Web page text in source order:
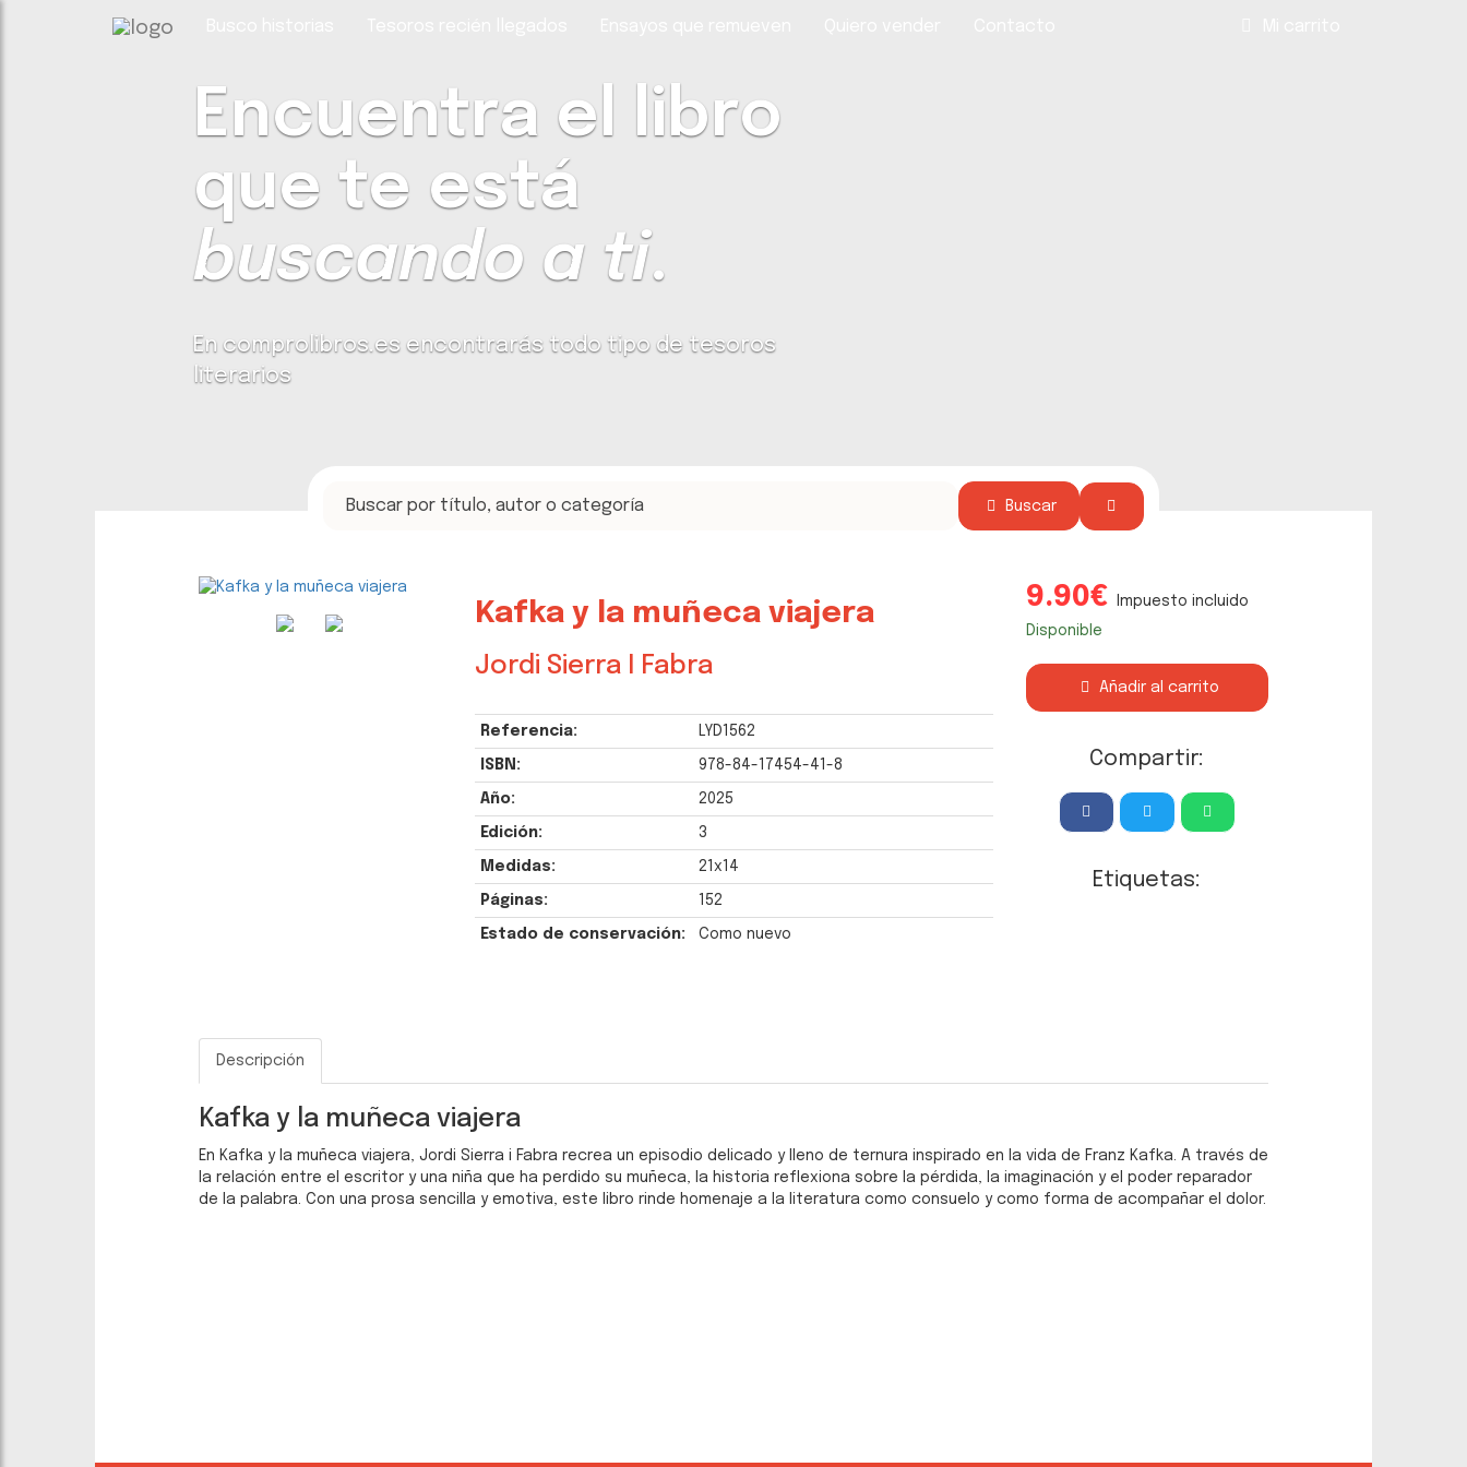
Encuentra el libro
que te está
buscando a ti.
En comprolibros.es encontrarás todo tipo de tesoros
literarios
Buscar
Kafka y la muñeca viajera
Jordi Sierra I Fabra
Referencia: LYD1562
ISBN: 978-84-17454-41-8
Año: 2025
Edición: 3
Medidas: 21x14
Páginas: 152
Estado de conservación: Como nuevo
9.90€
Impuesto incluido
Disponible
Añadir al carrito
Compartir:
Etiquetas:
Descripción
Kafka y la muñeca viajera
En Kafka y la muñeca viajera, Jordi Sierra i Fabra recrea un episodio delicado y lleno de ternura inspirado en la vida de Franz Kafka. A través de
la relación entre el escritor y una niña que ha perdido su muñeca, la historia reflexiona sobre la pérdida, la imaginación y el poder reparador
de la palabra. Con una prosa sencilla y emotiva, este libro rinde homenaje a la literatura como consuelo y como forma de acompañar el dolor.